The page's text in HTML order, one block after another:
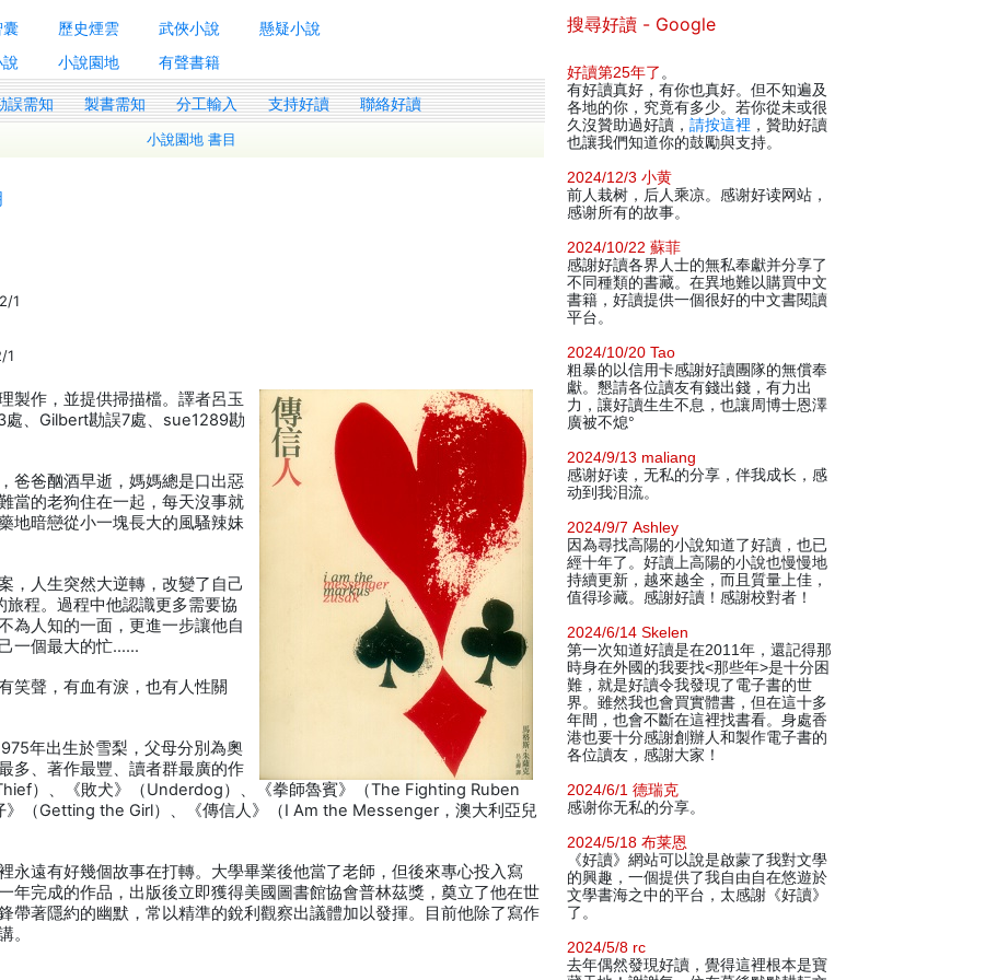
囊 歷史煙雲 武俠小說
懸疑小說
小說園地 有聲書籍
誤需知 製書需知 分工輸入 支持好讀 聯絡好讀
小說園地 書目
1
1
製作，並提供掃描檔。譯者呂玉
、Gilbert勘誤7處、sue1289勘
爸爸酗酒早逝，媽媽總是口出惡
當的老狗住在一起，每天沒事就
地暗戀從小一塊長大的風騷辣妹
，人生突然大逆轉，改變了自己
程。過程中他認識更多需要協
為人知的一面，更進一步讓他自
一個最大的忙……
笑聲，有血有淚，也有人性關
年出生於雪梨，父母分別為奧
多、著作最豐、讀者群最廣的作
）、《敗犬》（Underdog）、《拳師魯賓》（The Fighting Ruben
（Getting the Girl）、《傳信人》（I Am the Messenger，澳大利亞兒
永遠有好幾個故事在打轉。大學畢業後他當了老師，但後來專心投入寫
年完成的作品，出版後立即獲得美國圖書館協會普林茲獎，奠立了他在世
帶著隱約的幽默，常以精準的銳利觀察出議體加以發揮。目前他除了寫作
。
搜尋好讀 - Google
好讀第25年了 。
有好讀真好，有你也真好。但不知遍及
各地的你，究竟有多少。若你從未或很
久沒贊助過好讀， 請按這裡 ，贊助好讀
也讓我們知道你的鼓勵與支持。
2024/12/3 小黄
前人栽树，后人乘凉。感谢好读网站，
感谢所有的故事。
2024/10/22 蘇菲
感謝好讀各界人士的無私奉獻并分享了
不同種類的書藏。在異地難以購買中文
書籍，好讀提供一個很好的中文書閱讀
平台。
2024/10/20 Tao
粗暴的以信用卡感謝好讀團隊的無償奉
獻。懇請各位讀友有錢出錢，有力出
力，讓好讀生生不息，也讓周博士恩澤
廣被不熄°
2024/9/13 maliang
感谢好读，无私的分享，伴我成长，感
动到我泪流。
2024/9/7 Ashley
因為尋找高陽的小說知道了好讀，也已
經十年了。好讀上高陽的小說也慢慢地
持續更新，越來越全，而且質量上佳，
值得珍藏。感謝好讀！感謝校對者！
2024/6/14 Skelen
第一次知道好讀是在2011年，還記得那
時身在外國的我要找<那些年>是十分困
難，就是好讀令我發現了電子書的世
界。雖然我也會買實體書，但在這十多
年間，也會不斷在這裡找書看。身處香
港也要十分感謝創辦人和製作電子書的
各位讀友，感謝大家！
2024/6/1 德瑞克
感谢你无私的分享。
2024/5/18 布莱恩
《好讀》網站可以說是啟蒙了我對文學
的興趣，一個提供了我自由自在悠遊於
文學書海之中的平台，太感謝《好讀》
了。
2024/5/8 rc
去年偶然發現好讀，覺得這裡根本是寶